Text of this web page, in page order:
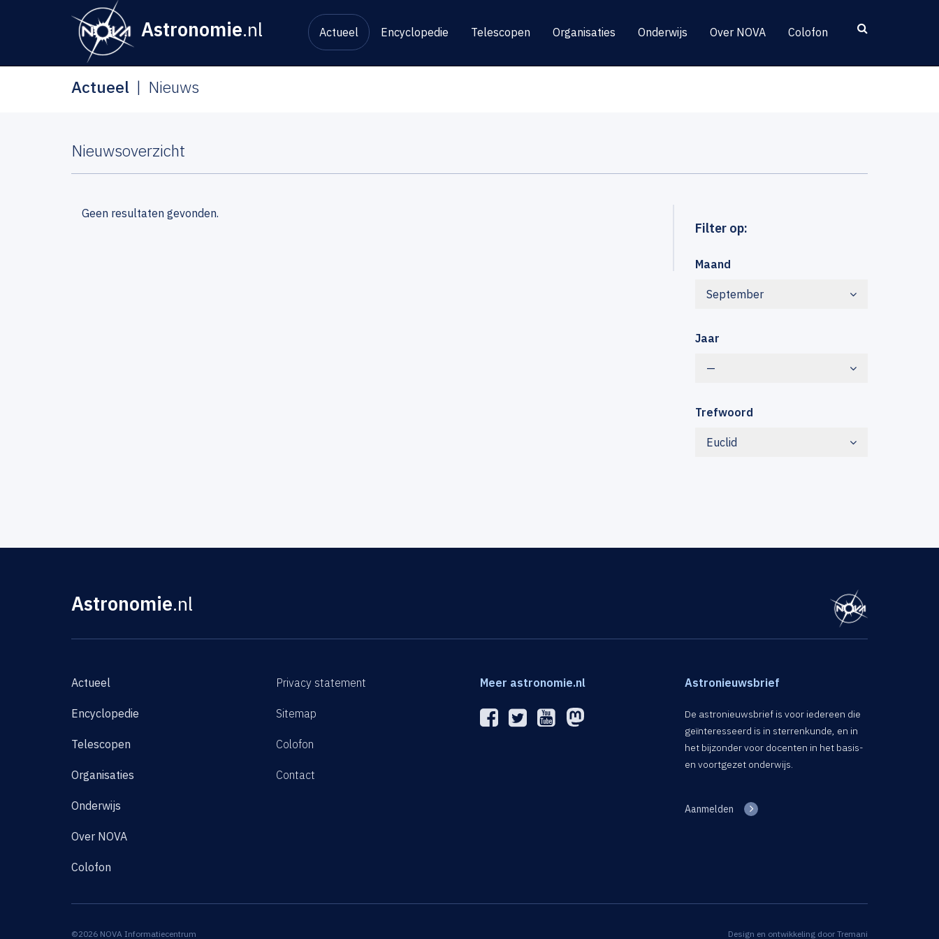
Astronomie.nl Actueel Encyclopedie Telescopen Organisaties Onderwijs Over NOVA Colofon
Actueel Nieuws
Nieuwsoverzicht
Filter op:
Maand
September
Jaar
—
Trefwoord
Euclid
Geen resultaten gevonden.
Astronomie.nl
Actueel
Encyclopedie
Telescopen
Organisaties
Onderwijs
Over NOVA
Colofon
Privacy statement
Sitemap
Colofon
Contact
Meer astronomie.nl Astronieuwsbrief
De astronieuwsbrief is voor iedereen die
geïnteresseerd is in sterrenkunde, en in
het bijzonder voor docenten in het basis-
en voortgezet onderwijs.
Aanmelden
©2026 NOVA Informatiecentrum Design en ontwikkeling door Tremani